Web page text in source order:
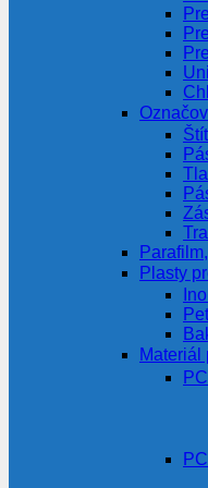
Plasty
Materiál